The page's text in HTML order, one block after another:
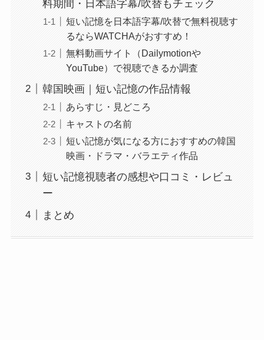
料期間・日本語字幕/吹替もチェック
短い記憶を日本語字幕/吹替で無料視聴す
るならWATCHAがおすすめ！
無料動画サイト（Dailymotionや
YouTube）で視聴できるか調査
韓国映画｜短い記憶の作品情報
あらすじ・見どころ
キャストの名前
短い記憶が気になる方におすすめの韓国
映画・ドラマ・バラエティ作品
短い記憶視聴者の感想や口コミ・レビュ
ー
まとめ